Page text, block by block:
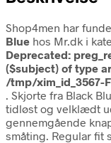
Shop4men har
Blue hos Mr.dk i
Deprecated:
($subject) of type
/tmp/xim_id_3567-
. Skjorte fra Black
tidløst og velklædt
gennemgående
småting. Regular fit